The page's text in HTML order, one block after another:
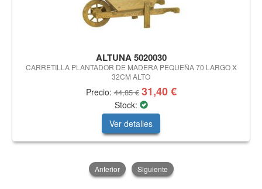
ALTUNA 5020030
CARRETILLA PLANTADOR DE MADERA PEQUEÑA 70 LARGO X
32CM ALTO
Precio:44,85 € 31,40 €
Stock:
Ver detalles
Anterior Siguiente